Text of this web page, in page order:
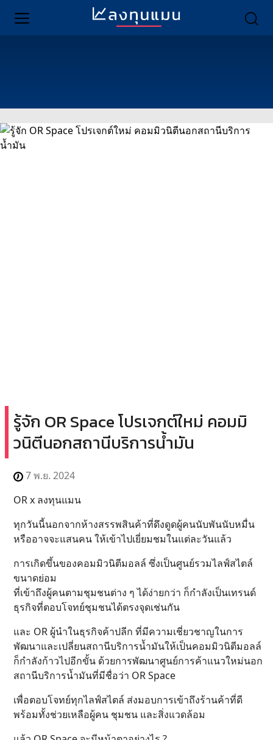
รู้จัก OR Space โปรเจกต์ใหม่ คอมมิ
วนิตีนอกสถานีบริการน้ำมัน
7 พ.ย. 2024
OR x ลงทุนแมน
ทุกวันนี้นอกจากห้างสรรพสินค้าที่ดึงดูดผู้คนนับพันนับหมื่น
หรืออาจจะแสนคน ให้เข้าไปเยี่ยมชมในแต่ละวันแล้ว
การเกิดขึ้นของคอมมิวนิตีมอลล์ ซึ่งเป็นศูนย์รวมไลฟ์สไตล์
ขนาดย่อม
ที่เข้าถึงผู้คนตามชุมชนต่าง ๆ ได้ง่ายกว่า ก็กำลังเป็นเทรนด์
ธุรกิจที่ตอบโจทย์ชุมชนได้ตรงจุดเช่นกัน
และ OR ผู้นำในธุรกิจค้าปลีก ที่มีความเชี่ยวชาญในการ
พัฒนาและเปลี่ยนสถานีบริการน้ำมันให้เป็นคอมมิวนิตีมอลล์
ก็กำลังก้าวไปอีกขั้น ด้วยการพัฒนาศูนย์การค้าแนวใหม่นอก
สถานีบริการน้ำมันที่มีชื่อว่า OR Space
เพื่อตอบโจทย์ทุกไลฟ์สไตล์ ส่งมอบการเข้าถึงร้านค้าที่ดี
พร้อมทั้งช่วยเหลือผู้คน ชุมชน และสิ่งแวดล้อม